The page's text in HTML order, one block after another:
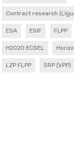
Contract research
ESA ESIF FLPP
H2020 ECSEL
LZP FLPP SRP (VPP)